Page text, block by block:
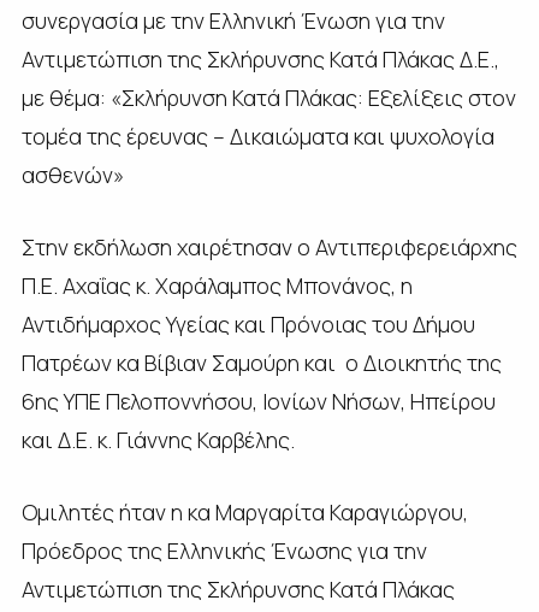
συνεργασία με την Ελληνική Ένωση για την
Αντιμετώπιση της Σκλήρυνσης Κατά Πλάκας Δ.Ε.,
με θέμα: «Σκλήρυνση Κατά Πλάκας: Εξελίξεις στον
τομέα της έρευνας – Δικαιώματα και ψυχολογία
ασθενών»
Στην εκδήλωση χαιρέτησαν ο Αντιπεριφερειάρχης
Π.Ε. Αχαΐας κ. Χαράλαμπος Μπονάνος, η
Αντιδήμαρχος Υγείας και Πρόνοιας του Δήμου
Πατρέων κα Βίβιαν Σαμούρη και ο Διοικητής της
6ης ΥΠΕ Πελοποννήσου, Ιονίων Νήσων, Ηπείρου
και Δ.Ε. κ. Γιάννης Καρβέλης.
Ομιλητές ήταν η κα Μαργαρίτα Καραγιώργου,
Πρόεδρος της Ελληνικής Ένωσης για την
Αντιμετώπιση της Σκλήρυνσης Κατά Πλάκας